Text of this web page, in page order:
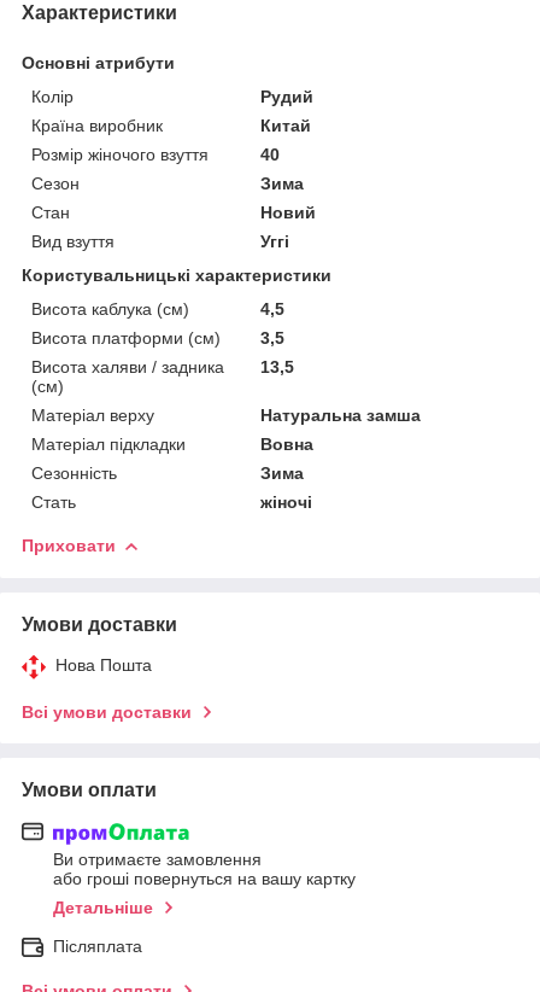
Характеристики
Основні атрибути
Колір
Рудий
Країна виробник
Китай
Розмір жіночого взуття
40
Сезон
Зима
Стан
Новий
Вид взуття
Уггі
Користувальницькі характеристики
Висота каблука (см)
4,5
Висота платформи (см)
3,5
Висота халяви / задника
(см)
13,5
Матеріал верху
Натуральна замша
Матеріал підкладки
Вовна
Сезонність
Зима
Стать
жіночі
Приховати
Умови доставки
Нова Пошта
Всі умови доставки
Умови оплати
Ви отримаєте замовлення
або гроші повернуться на вашу картку
Детальніше
Післяплата